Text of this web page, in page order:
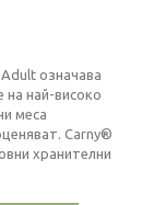
означава
на най-високо
меса
Carny®
хранителни